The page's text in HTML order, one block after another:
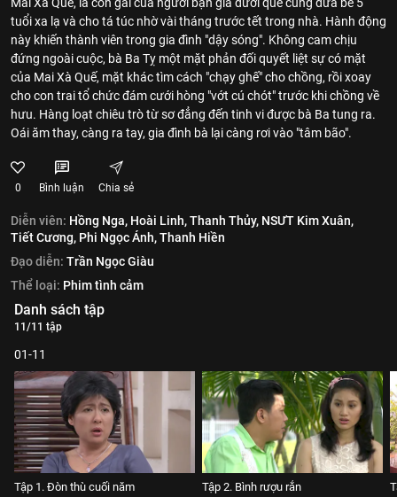
tuổi xa lạ và cho tá túc nhờ vài tháng trước tết trong nhà. Hành động
này khiến thành viên trong gia đình "dậy sóng". Không cam chịu
đứng ngoài cuộc, bà Ba Tỵ một mặt phản đối quyết liệt sự có mặt
của Mai Xà Quế, mặt khác tìm cách "chạy ghế" cho chồng, rồi xoay
cho con trai tổ chức đám cưới hòng "vớt cú chót" trước khi chồng về
hưu. Hàng loạt chiêu trò từ sơ đẳng đến tinh vi được bà Ba tung ra.
Oái ăm thay, càng ra tay, gia đình bà lại càng rơi vào "tâm bão".
0 Bình luận Chia sẻ
Diễn viên: Hồng Nga, Hoài Linh,Thanh Thủy, NSƯT Kim Xuân,
Tiết Cương, Phi Ngọc Ánh,Thanh Hiền
Đạo diễn: Trần Ngọc Giàu
Thể loại: Phim tình cảm
Danh sách tập
11/11 tập
01-11
Tập 1. Đòn thù cuối năm Tập 2. Bình rượu rắn